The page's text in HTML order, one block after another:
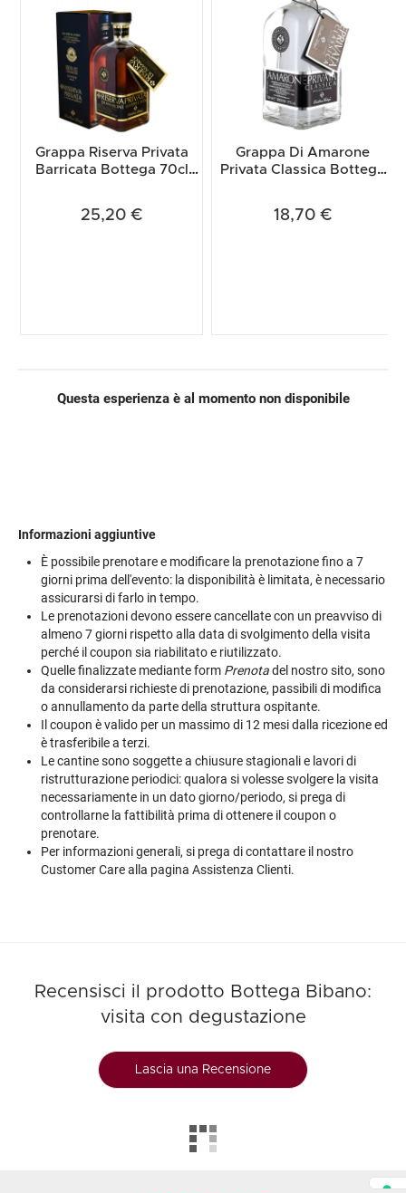
Grappa Riserva Privata
Barricata Bottega 70cl
25,20 €
Grappa Di Amarone
Privata Classica Bottega
18,70 €
Questa esperienza è al momento non disponibile
Informazioni aggiuntive
È possibile prenotare e modificare la prenotazione fino a 7
giorni prima dell'evento: la disponibilità è limitata, è necessario
assicurarsi di farlo in tempo.
Le prenotazioni devono essere cancellate con un preavviso di
almeno 7 giorni rispetto alla data di svolgimento della visita
perché il coupon sia riabilitato e riutilizzato.
Quelle finalizzate mediante form Prenotadel nostro sito, sono
da considerarsi richieste di prenotazione, passibili di modifica
o annullamento da parte della struttura ospitante.
Il coupon è valido per un massimo di 12 mesi dalla ricezione ed
è trasferibile a terzi.
Le cantine sono soggette a chiusure stagionali e lavori di
ristrutturazione periodici: qualora si volesse svolgere la visita
necessariamente in un dato giorno/periodo, si prega di
controllarne la fattibilità prima di ottenere il coupon o
prenotare.
Per informazioni generali, si prega di contattare il nostro
Customer Care alla pagina Assistenza Clienti.
Recensisci il prodotto Bottega Bibano:
visita con degustazione
Lascia una Recensione